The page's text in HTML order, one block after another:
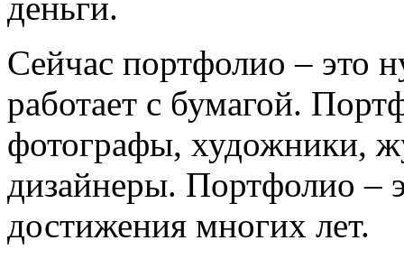
Сейчас портфолио – это
работает с бумагой.
фотографы, художники,
дизайнеры. Портфолио –
достижения многих лет.